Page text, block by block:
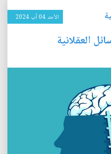
الأحد 04 آب 2024
العقلانية